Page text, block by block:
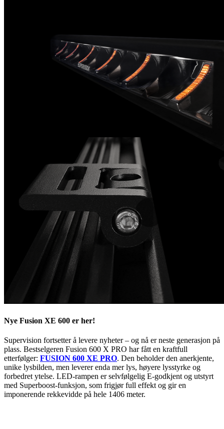
Nye Fusion XE 600 er her!
Supervision fortsetter å levere nyheter – og nå er neste generasjon på
plass. Bestselgeren Fusion 600 X PRO har fått en kraftfull
etterfølger: FUSION 600 XE PRO. Den beholder den anerkjente,
unike lysbilden, men leverer enda mer lys, høyere lysstyrke og
forbedret ytelse. LED-rampen er selvfølgelig E-godkjent og utstyrt
med Superboost-funksjon, som frigjør full effekt og gir en
imponerende rekkevidde på hele 1406 meter.